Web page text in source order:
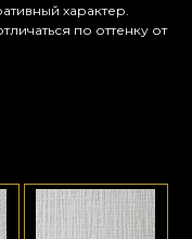
характер.
по оттенку от